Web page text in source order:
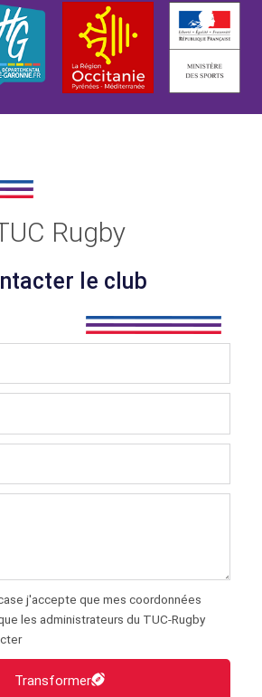
Rugby
le club
j'accepte que mes coordonnées
les administrateurs du TUC-Rugby
Transformer